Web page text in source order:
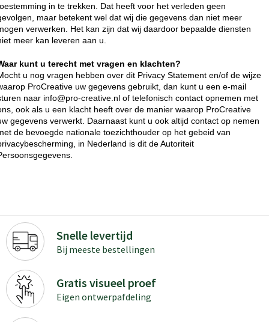
in te trekken. Dat heeft voor het verleden geen
maar betekent wel dat wij die gegevens dan niet meer
verwerken. Het kan zijn dat wij daardoor bepaalde diensten
meer kan leveren aan u.
kunt u terecht met vragen en klachten?
u nog vragen hebben over dit Privacy Statement en/of de wijze
ProCreative uw gegevens gebruikt, dan kunt u een e-mail
naar info@pro-creative.nl of telefonisch contact opnemen met
ook als u een klacht heeft over de manier waarop ProCreative
gegevens verwerkt. Daarnaast kunt u ook altijd contact op nemen
de bevoegde nationale toezichthouder op het gebeid van
in Nederland is dit de Autoriteit
Snelle levertijd
Bij meeste bestellingen
Gratis visueel proef
Eigen ontwerpafdeling